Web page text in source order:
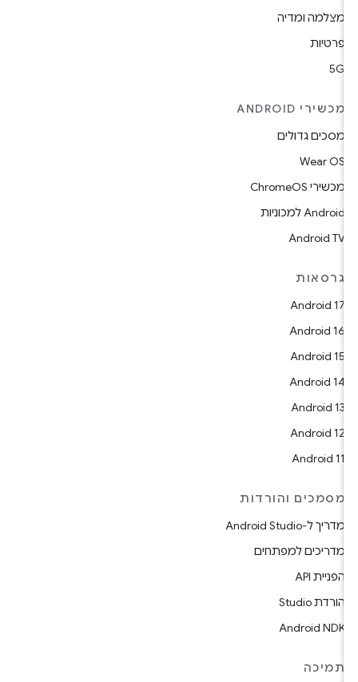
מצלמה ומדיה
פרטיות
5G
מכשירי ANDROID
מסכים גדולים
Wear OS
מכשירי ChromeOS
Android למכוניות
Android TV
גרסאות
Android 17
Android 16
Android 15
Android 14
Android 13
Android 12
Android 11
מסמכים והורדות
מדריך ל-Android Studio
מדריכים למפתחים
הפניית API
הורדת Studio
Android NDK
תמיכה